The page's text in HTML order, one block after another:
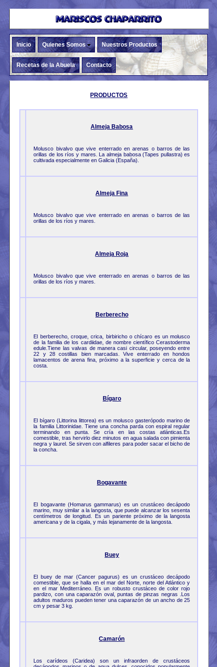
Inicio Quienes Somos Nuestros Productos
Recetas de la Abuela Contacto
PRODUCTOS
Almeja Babosa
Molusco bivalvo que vive enterrado en arenas o barros de las
orillas de los ríos y mares. La almeja babosa (Tapes pullastra) es
cultivada especialmente en Galicia (España).
Almeja Fina
Molusco bivalvo que vive enterrado en arenas o barros de las
orillas de los ríos y mares.
Almeja Roja
Molusco bivalvo que vive enterrado en arenas o barros de las
orillas de los ríos y mares.
Berberecho
El berberecho, croque, crica, birbiricho o chícaro es un molusco
de la familia de los cardiidae, de nombre científico Cerastoderma
edule.Tiene las valvas de manera casi circular, poseyendo entre
22 y 28 costillas bien marcadas. Vive enterrado en hondos
lamacentos de arena fina, próximo a la superficie y cerca de la
costa.
Bígaro
El bígaro (Littorina littorea) es un molusco gasterópodo marino de
la familia Littorinidae. Tiene una concha parda con espiral regular
terminando en punta. Se cría en las costas atlánticas.Es
comestible, tras hervirlo diez minutos en agua salada con pimienta
negra y laurel. Se sirven con alfileres para poder sacar el bicho de
la concha.
Bogavante
El bogavante (Homarus gammarus) es un crustáceo decápodo
marino, muy similar a la langosta, que puede alcanzar los sesenta
centímetros de longitud. Es un pariente próximo de la langosta
americana y de la cigala, y más lejanamente de la langosta.
Buey
El buey de mar (Cancer pagurus) es un crustáceo decápodo
comestible, que se halla en el mar del Norte, norte del Atlántico y
en el mar Mediterráneo. Es un robusto crustáceo de color rojo
pardizo, con una caparazón oval, puntas de pinzas negras .Los
adultos maduros pueden tener una caparazón de un ancho de 25
cm y pesar 3 kg.
Camarón
Los carídeos (Caridea) son un infraorden de crustáceos